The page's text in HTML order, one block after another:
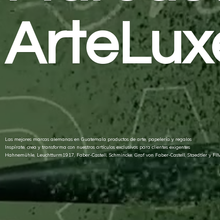
Las mejores marcas alemanas en Guatemala productos de arte, papelería y regalos
Inspírate, crea y transforma con nuestros artículos exclusivos para clientes exigentes
Hahnemühle, Leuchtturm1917, Faber-Castell, Schmincke, Graf von Faber-Castell, Staedtlery